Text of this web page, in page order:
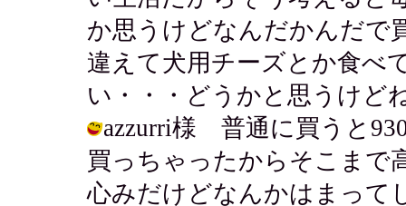
か思うけどなんだかんだで
違えて犬用チーズとか食べ
い・・・どうかと思うけど
azzurri様 普通に買うと
買っちゃったからそこまで
心みだけどなんかはまって